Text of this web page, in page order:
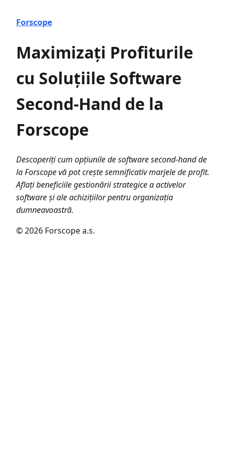
Forscope
Maximizați Profiturile
cu Soluțiile Software
Second-Hand de la
Forscope
Descoperiți cum opțiunile de software second-hand de
la Forscope vă pot crește semnificativ marjele de profit.
Aflați beneficiile gestionării strategice a activelor
software și ale achizițiilor pentru organizația
dumneavoastră.
© 2026 Forscope a.s.